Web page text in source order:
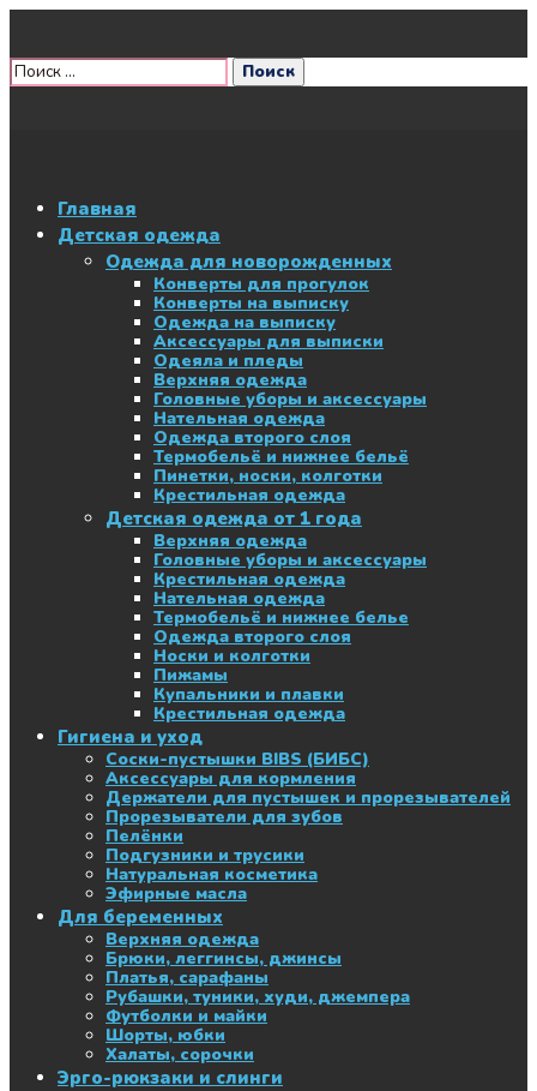
Главная
Детская одежда
Одежда для новорожденных
Конверты для прогулок
Конверты на выписку
Одежда на выписку
Аксессуары для выписки
Одеяла и пледы
Верхняя одежда
Головные уборы и аксессуары
Нательная одежда
Одежда второго слоя
Термобельё и нижнее бельё
Пинетки, носки, колготки
Крестильная одежда
Детская одежда от 1 года
Верхняя одежда
Головные уборы и аксессуары
Крестильная одежда
Нательная одежда
Термобельё и нижнее белье
Одежда второго слоя
Носки и колготки
Пижамы
Купальники и плавки
Крестильная одежда
Гигиена и уход
Соски-пустышки BIBS (БИБС)
Аксессуары для кормления
Держатели для пустышек и прорезывателей
Прорезыватели для зубов
Пелёнки
Подгузники и трусики
Натуральная косметика
Эфирные масла
Для беременных
Верхняя одежда
Брюки, леггинсы, джинсы
Платья, сарафаны
Рубашки, туники, худи, джемпера
Футболки и майки
Шорты, юбки
Халаты, сорочки
Эрго-рюкзаки и слинги